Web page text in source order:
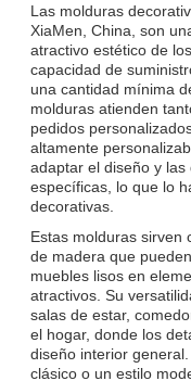
Las molduras
XiaMen, China, son
atractivo estético de
capacidad de
una cantidad mínima
molduras atienden
pedidos
altamente
adaptar el diseño y
específicas, lo que lo
decorativas.
Estas molduras sirven
de madera que
muebles lisos en
atractivos. Su
salas de estar,
el hogar, donde los
diseño interior
clásico o un estilo